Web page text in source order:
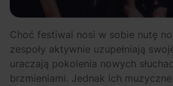
Choć festiwal nosi w sobie nutę
zespoły aktywnie uzupełniają
uraczają pokolenia nowych
brzmieniami. Jednak ich